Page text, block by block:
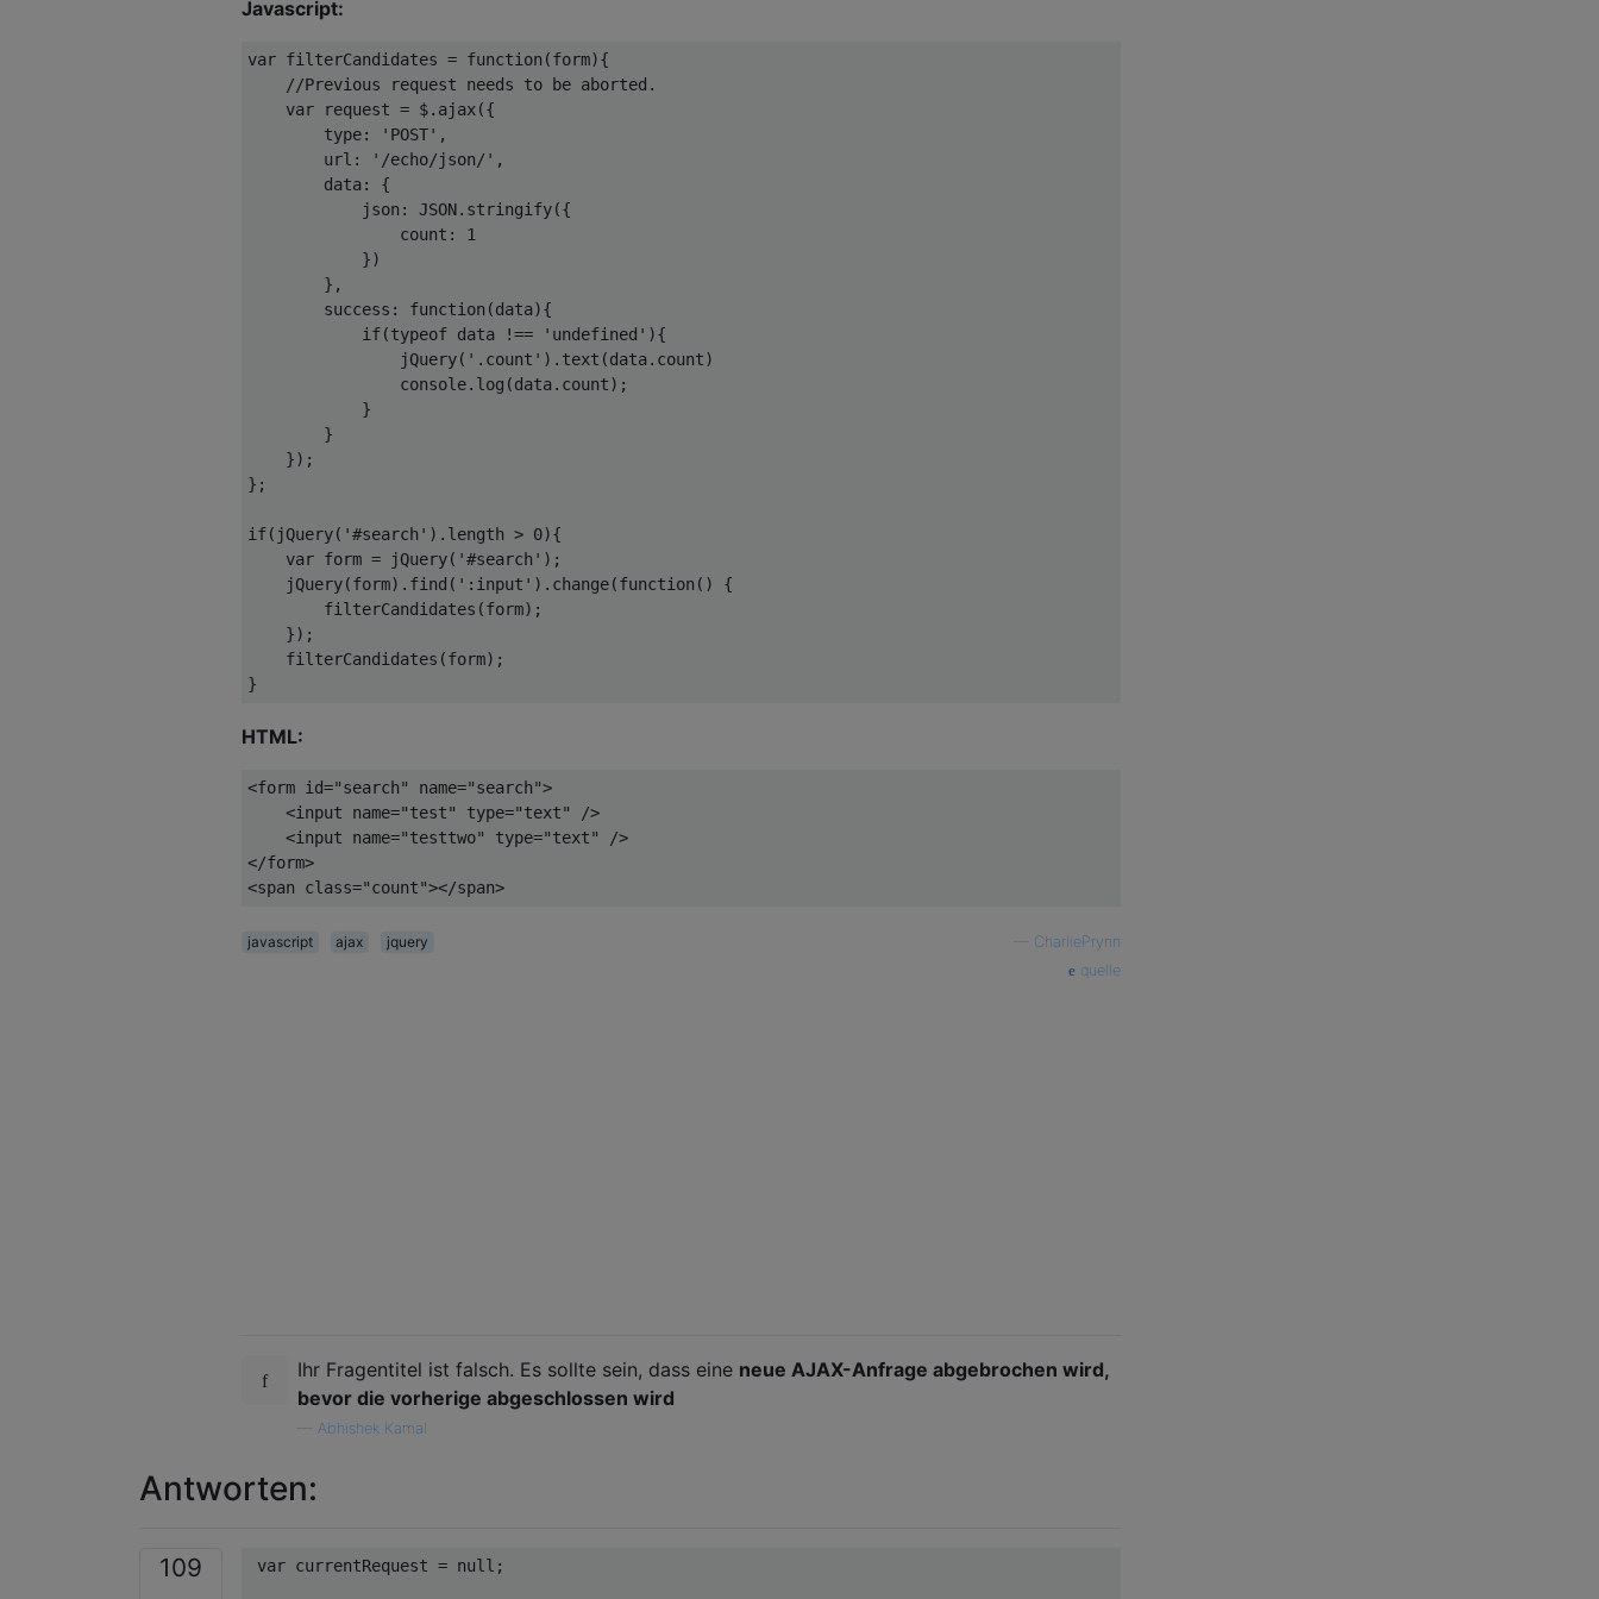
Javascript:
var filterCandidates = function (form){
//Previous request needs to be aborted.
var request = $.ajax({
type: 'POST' ,
url : '/echo/json/' ,
data: {
json : JSON.stringify({
count : 1
            })
        },
success : function (data){
if(typeof data !== 'undefined' ){
                jQuery(
'.count' ).text(data.count)
console.log(data.count);
            }
        }
    });
};
if(jQuery( '#search' ).length > 0){
var form = jQuery( '#search' );
    jQuery(form).find(
':input' ).change(function ( ) {
        filterCandidates(form);
    });
    filterCandidates(form);
HTML:
<form id="search" name="search">
<input name="test" type="text"
/>
<input name="testtwo" type="text"
/>
<span class="count"></span>
javascript ajax jquery
CharliePrynn
quelle
Ihr Fragentitel ist falsch. Es sollte sein, dass eine neue AJAX-Anfrage abgebrochen wird,
bevor die vorherige abgeschlossen wird
Abhishek Kamal
Antworten:
109 var currentRequest = null ;